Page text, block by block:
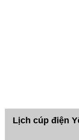
Lịch cúp điện